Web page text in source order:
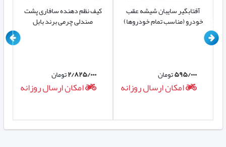
کیف نظم دهنده سافاری پشت
صندلی چرمی برند بابل
۲/۸۲۵/۰۰۰تومان
امکان ارسال روزانه
آفتابگیر سایبان شیشه عقب
خودرو (مناسب تمام خودروها)
۵۹۵/۰۰۰تومان
امکان ارسال روزانه